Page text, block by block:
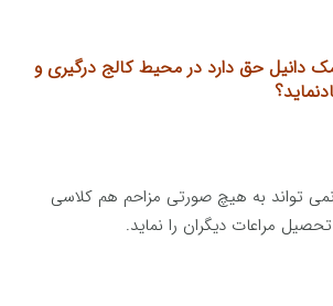
دانیل حق دارد در محیط کالج درگیری و
تواند به هیچ صورتی مزاحم هم کلاسی
مراعات دیگران را نماید.